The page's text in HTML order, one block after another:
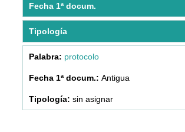
Fecha 1ª docum.
Tipología
protocolo
Antigua
sin asignar